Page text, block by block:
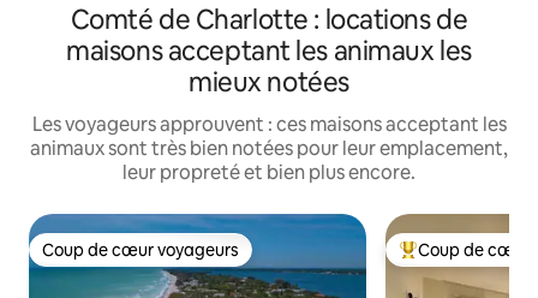
Comté de Charlotte : locations de
maisons acceptant les animaux les
mieux notées
Les voyageurs approuvent : ces maisons acceptant les
animaux sont très bien notées pour leur emplacement,
leur propreté et bien plus encore.
Coup de cœur voyageurs
Coup de cœur voyageurs Coups de cœur
Coup de cœur